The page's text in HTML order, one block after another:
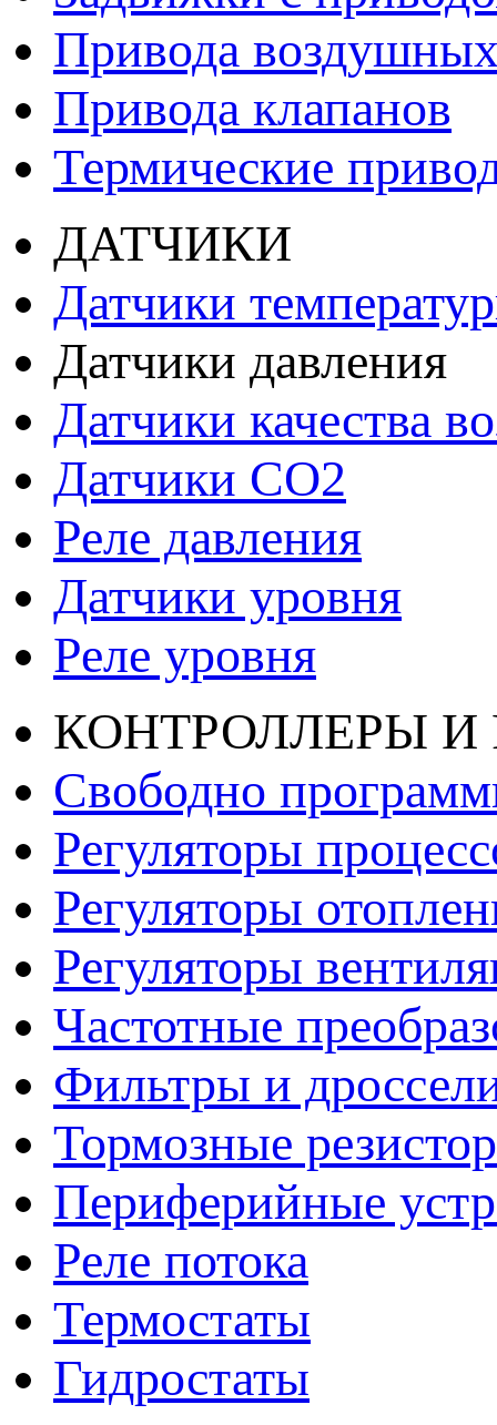
Привода
Привода клапанов
Термические
ДАТЧИКИ
Датчики
Датчики давления
Датчики качества
Датчики СО2
Реле давления
Датчики уровня
Реле уровня
КОНТРОЛЛЕРЫ И
Свободно
Регуляторы
Регуляторы
Регуляторы
Частотные
Фильтры и
Тормозные
Периферийные
Реле потока
Термостаты
Гидростаты